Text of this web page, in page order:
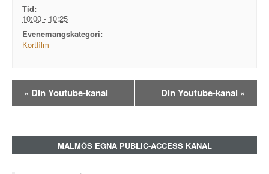
Tid:
10:00 - 10:25
Evenemangskategori:
Kortfilm
Evenemangsnavigation
« Din Youtube-kanal Din Youtube-kanal »
MALMÖS EGNA PUBLIC-ACCESS KANAL